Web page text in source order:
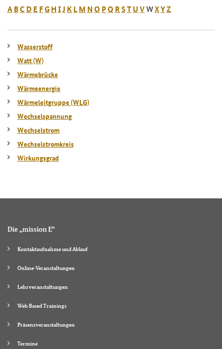
ABC D E FGHIJ KLM NO PQ RSTUVWXYZ
Wasserstoff
Watt (W)
Wärmebrücke
Wärmeenergie
Wärmeleitgruppe (WLG)
Wechselspannung
Wechselstrom
Wechselstromkreis
Wirkungsgrad
Die „mission E"
Kontaktaufnahme und Ablauf
Online-Veranstaltungen
Lehrveranstaltungen
Web Based Trainings
Präsenzveranstaltungen
Termine